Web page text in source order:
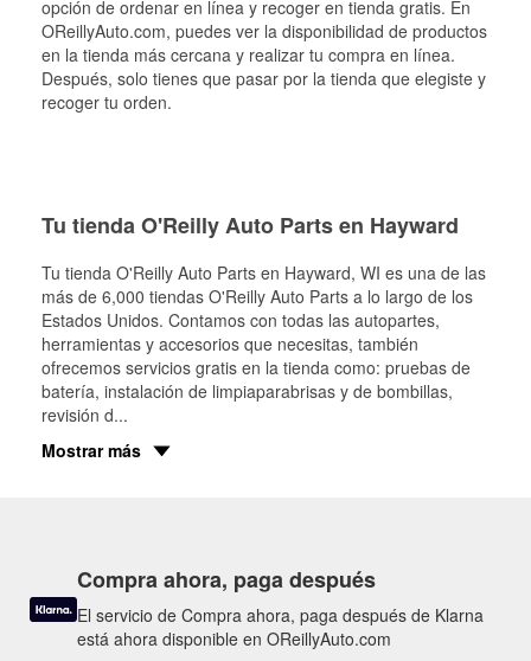
opción de ordenar en línea y recoger en tienda gratis. En
OReillyAuto.com, puedes ver la disponibilidad de productos
en la tienda más cercana y realizar tu compra en línea.
Después, solo tienes que pasar por la tienda que elegiste y
recoger tu orden.
Tu tienda O'Reilly Auto Parts en Hayward
Tu tienda O'Reilly Auto Parts en Hayward, WI es una de las
más de 6,000 tiendas O'Reilly Auto Parts a lo largo de los
Estados Unidos. Contamos con todas las autopartes,
herramientas y accesorios que necesitas, también
ofrecemos servicios gratis en la tienda como: pruebas de
batería, instalación de limpiaparabrisas y de bombillas,
revisión d...
Mostrar más
Compra ahora, paga después
El servicio de Compra ahora, paga después de Klarna
está ahora disponible en OReillyAuto.com